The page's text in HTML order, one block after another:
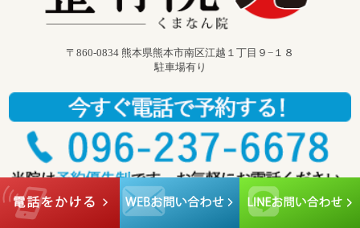
〒860-0834 熊本県熊本市南区江越１丁目９−１８
駐車場有り